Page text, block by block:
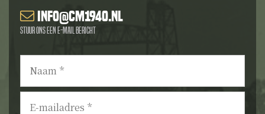
info@cm1940.nl
Stuur ons een e-mail bericht
Naam *
E-
mailadres *